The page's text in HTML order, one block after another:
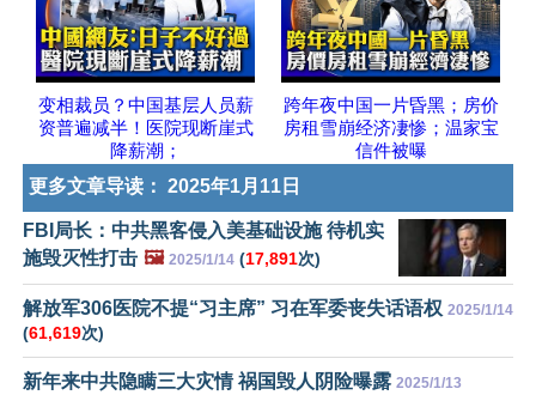
变相裁员？中国基层人员薪
资普遍减半！医院现断崖式
降薪潮；
跨年夜中国一片昏黑；房价
房租雪崩经济凄惨；温家宝
信件被曝
更多文章导读： 2025年1月11日
FBI局长：中共黑客侵入美基础设施 待机实
施毁灭性打击 🖼️ 2025/1/14 (17,891次)
解放军306医院不提“习主席” 习在军委丧失话语权 2025/1/14
(61,619次)
新年来中共隐瞒三大灾情 祸国毁人阴险曝露 2025/1/13